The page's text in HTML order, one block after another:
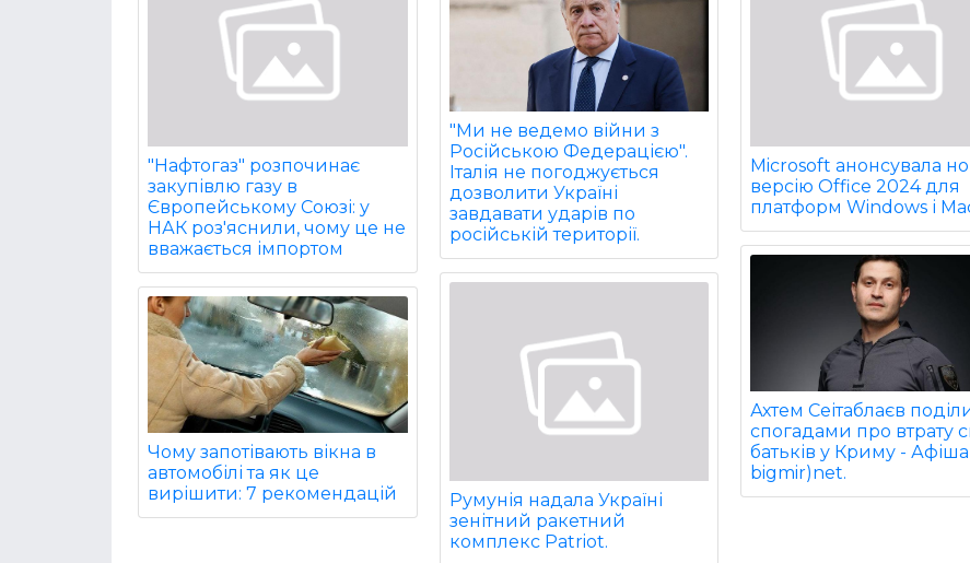
"Нафтогаз" розпочинає
закупівлю газу в
Європейському Союзі: у
НАК роз'яснили, чому це не
вважається імпортом
Чому запотівають вікна в
автомобілі та як це
вирішити: 7 рекомендацій
"Ми не ведемо війни з
Російською Федерацією".
Італія не погоджується
дозволити Україні
завдавати ударів по
російській території.
Румунія надала Україні
зенітний ракетний
комплекс Patriot.
Microsoft анонсувала
версію Office 2024 для
платформ Windows і
Ахтем Сеітаблаєв
спогадами про втрату
батьків у Криму - Афіша
bigmir)net.